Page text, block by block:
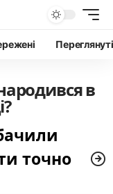
Переглянуті
в
точно